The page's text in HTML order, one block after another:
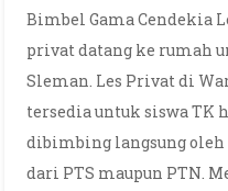
Bimbel Gama Cendekia
privat datang ke rumah
Sleman. Les Privat di
tersedia untuk siswa TK
dibimbing langsung
dari PTS maupun PTN.